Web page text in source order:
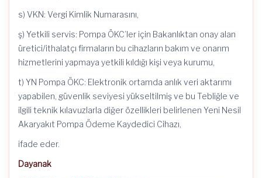
s) VKN: Vergi Kimlik Numarasını,
ş) Yetkili servis: Pompa ÖKC’ler için Bakanlıktan onay alan
üretici/ithalatçı firmaların bu cihazların bakım ve onarım
hizmetlerini yapmaya yetkili kıldığı kişi veya kurumu,
t) YN Pompa ÖKC: Elektronik ortamda anlık veri aktarımı
yapabilen, güvenlik seviyesi yükseltilmiş ve bu Tebliğle ve
ilgili teknik kılavuzlarla diğer özellikleri belirlenen Yeni Nesil
Akaryakıt Pompa Ödeme Kaydedici Cihazı,
ifade eder.
Dayanak